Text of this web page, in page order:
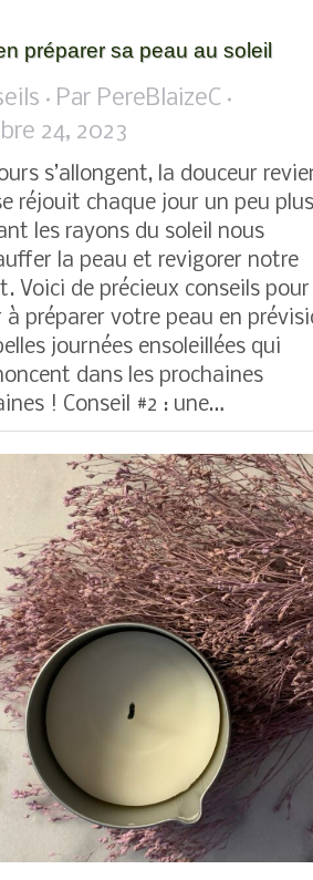
préparer sa peau au soleil
Par PereBlaizeC
24, 2023
s’allongent, la douceur
réjouit chaque jour un peu
les rayons du soleil nous
la peau et revigorer notre
Voici de précieux conseils
à préparer votre peau en
journées ensoleillées qui
dans les prochaines
! Conseil #2 : une…